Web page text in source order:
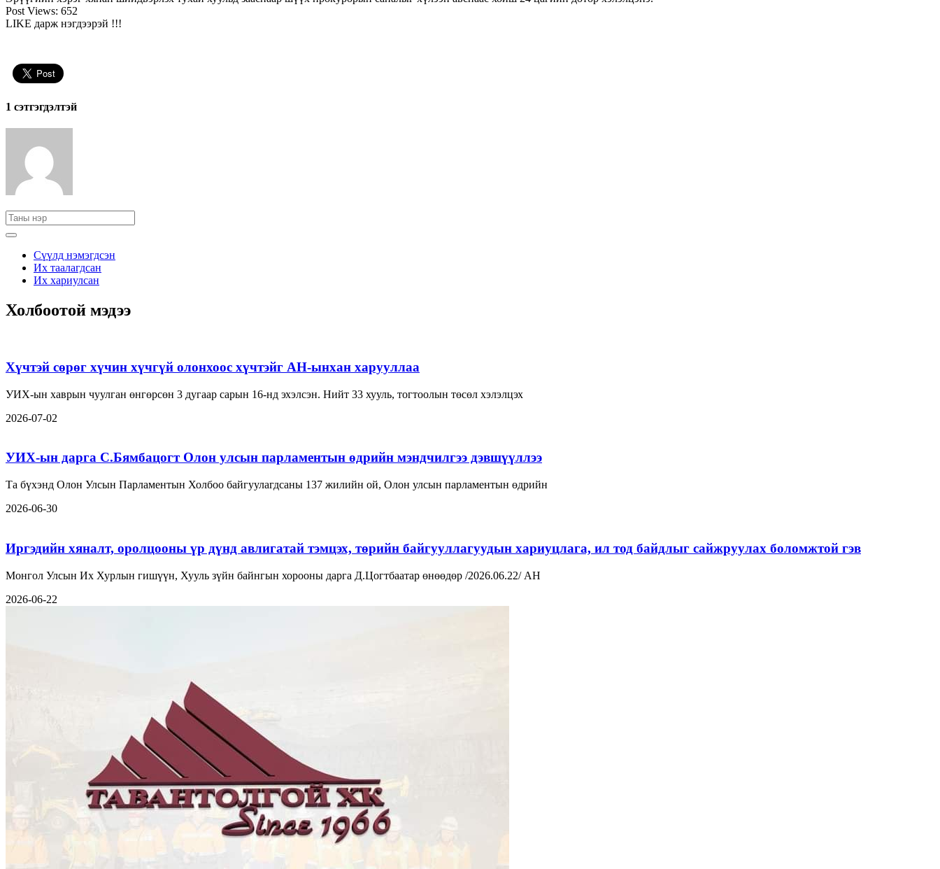
Post Views: 652
LIKE дарж нэгдээрэй !!!
1 сэтгэгдэлтэй
Сүүлд нэмэгдсэн
Их таалагдсан
Их хариулсан
Холбоотой мэдээ
Хүчтэй сөрөг хүчин хүчгүй олонхоос хүчтэйг АН-ынхан харууллаа
УИХ-ын хаврын чуулган өнгөрсөн 3 дугаар сарын 16-нд эхэлсэн. Нийт 33 хууль, тогтоолын төсөл хэлэлцэх
2026-07-02
УИХ-ын дарга С.Бямбацогт Олон улсын парламентын өдрийн мэндчилгээ дэвшүүллээ
Та бүхэнд Олон Улсын Парламентын Холбоо байгуулагдсаны 137 жилийн ой, Олон улсын парламентын өдрийн
2026-06-30
Иргэдийн хяналт, оролцооны үр дүнд авлигатай тэмцэх, төрийн байгууллагуудын хариуцлага, ил тод байдлыг сайжруулах боломжтой гэв
Монгол Улсын Их Хурлын гишүүн, Хууль зүйн байнгын хорооны дарга Д.Цогтбаатар өнөөдөр /2026.06.22/ АН
2026-06-22